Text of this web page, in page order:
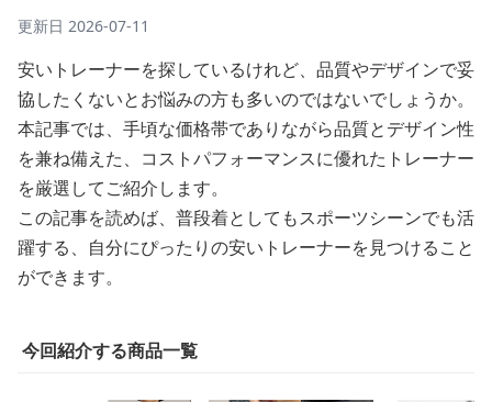
更新日 2026-07-11
安いトレーナーを探しているけれど、品質やデザインで妥
協したくないとお悩みの方も多いのではないでしょうか。
本記事では、手頃な価格帯でありながら品質とデザイン性
を兼ね備えた、コストパフォーマンスに優れたトレーナー
を厳選してご紹介します。
この記事を読めば、普段着としてもスポーツシーンでも活
躍する、自分にぴったりの安いトレーナーを見つけること
ができます。
今回紹介する商品一覧